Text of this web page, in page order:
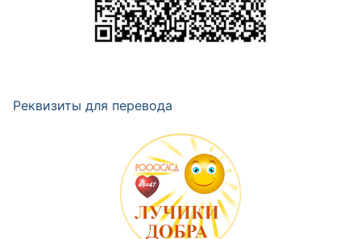
Реквизиты для перевода